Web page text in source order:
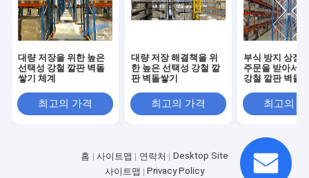
대량 저장을 위한 높은
선택성 강철 깔판 벽돌
쌓기 체계
최고의 가격
대량 저장 해결책을 위
한 높은 선택성 강철 깔
판 벽돌쌓기
최고의 가격
부식 방지 상점
주문을 받아서
강철 깔판 벽돌
최고의
홈 사이트맵 연락처
Desktop Site
사이트맵
Privacy Policy